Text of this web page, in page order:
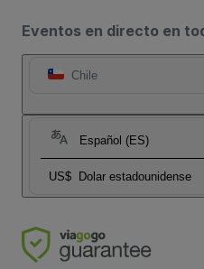
Eventos en directo en
Chile
Español (ES)
US$ Dolar estadounidense